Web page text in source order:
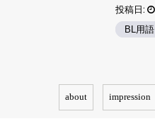
投稿日:
BL用語
about impression